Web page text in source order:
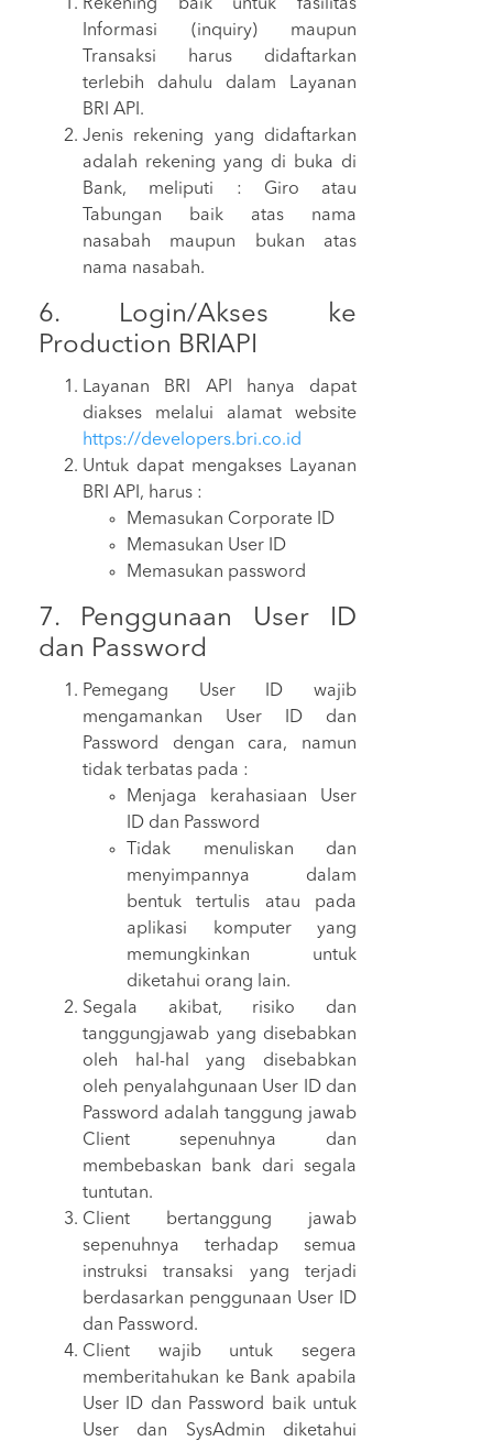
Rekening baik untuk fasilitas
Informasi (inquiry) maupun
Transaksi harus didaftarkan
terlebih dahulu dalam Layanan
BRI API.
Jenis rekening yang didaftarkan
adalah rekening yang di buka di
Bank, meliputi : Giro atau
Tabungan baik atas nama
nasabah maupun bukan atas
nama nasabah.
6. Login/Akses ke
Production BRIAPI
Layanan BRI API hanya dapat
diakses melalui alamat website
https://developers.bri.co.id
Untuk dapat mengakses Layanan
BRI API, harus :
Memasukan Corporate ID
Memasukan User ID
Memasukan password
7. Penggunaan User ID
dan Password
Pemegang User ID wajib
mengamankan User ID dan
Password dengan cara, namun
tidak terbatas pada :
Menjaga kerahasiaan User
ID dan Password
Tidak menuliskan dan
menyimpannya dalam
bentuk tertulis atau pada
aplikasi komputer yang
memungkinkan untuk
diketahui orang lain.
Segala akibat, risiko dan
tanggungjawab yang disebabkan
oleh hal-hal yang disebabkan
oleh penyalahgunaan User ID dan
Password adalah tanggung jawab
Client sepenuhnya dan
membebaskan bank dari segala
tuntutan.
Client bertanggung jawab
sepenuhnya terhadap semua
instruksi transaksi yang terjadi
berdasarkan penggunaan User ID
dan Password.
Client wajib untuk segera
memberitahukan ke Bank apabila
User ID dan Password baik untuk
User dan SysAdmin diketahui